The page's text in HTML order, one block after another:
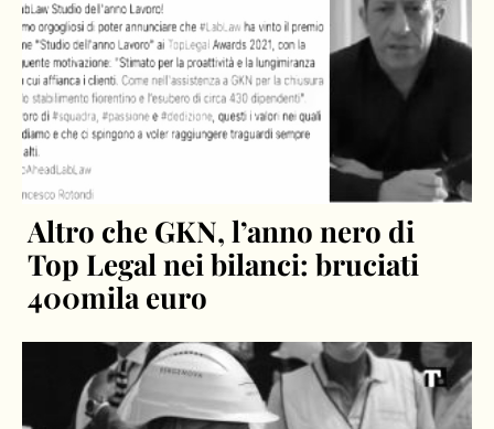
Altro che GKN, l’anno nero di
Top Legal nei bilanci: bruciati
400mila euro